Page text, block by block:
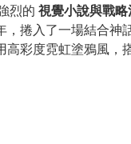
烈的 視覺小說與戰
捲入了一場結合神
彩度霓虹塗鴉風，